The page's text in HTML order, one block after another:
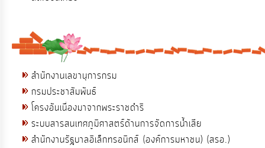
สำนักงานเลขานุการกรม
กรมประชาสัมพันธ์
โครงอันเนื่องมาจากพระราชดำริ
ระบบสารสนเทศภูมิศาสตร์ด้านการจัดการน้ำเสีย
สำนักงานรัฐบาลอิเล็กทรอนิกส์ (องค์การมหาชน) (สรอ.)